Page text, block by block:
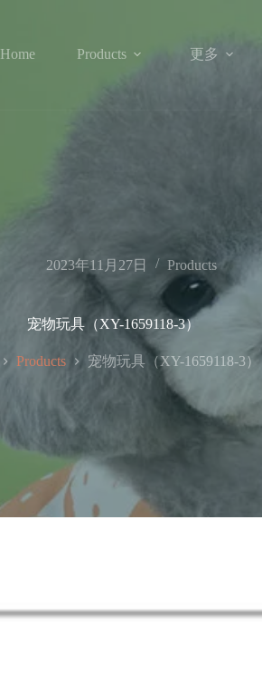
Home Products 更多
2023年11月27日 Products
宠物玩具（XY-1659118-3）
Products 宠物玩具（XY-1659118-3）